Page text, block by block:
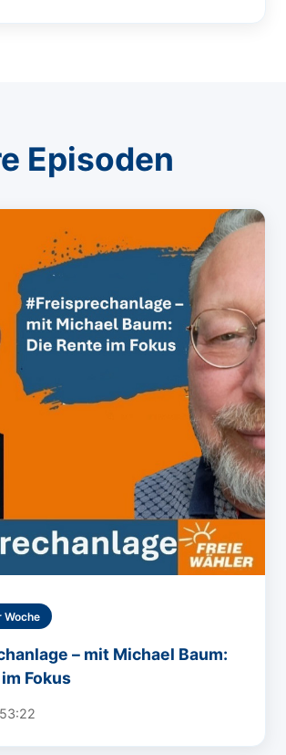
Episoden
Woche
– mit Michael Baum:
Fokus
53:22